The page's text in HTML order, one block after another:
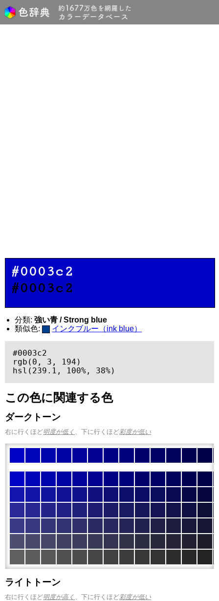
#0003c2
#0003c2
分類: 強い青 / Strong blue
類似色:
インクブルー（ink blue）
#0003c2
rgb(0, 3, 194)
hsl(239.1, 100%, 38%)
この色に関連する色
ダークトーン
右に行くほど明度が低く 、下に行くほど彩度が低い
ライトトーン
右に行くほど明度が高く 、下に行くほど彩度が低い